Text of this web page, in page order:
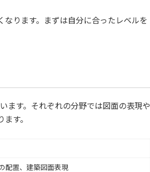
ります。まずは自分に合ったレベルを
ます。それぞれの分野では図面の表現や
す。
配置、建築図面表現